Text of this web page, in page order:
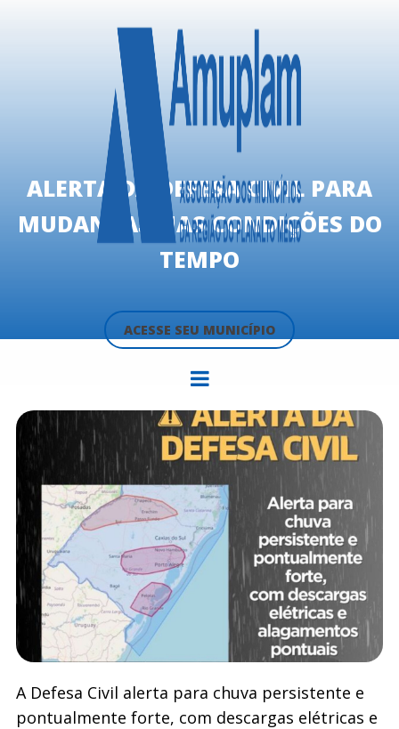
ACESSE SEU MUNICÍPIO
ALERTA DA DEFESA CIVIL PARA
MUDANÇAS NAS CONDIÇÕES DO
TEMPO
A Defesa Civil alerta para chuva persistente e
pontualmente forte, com descargas elétricas e